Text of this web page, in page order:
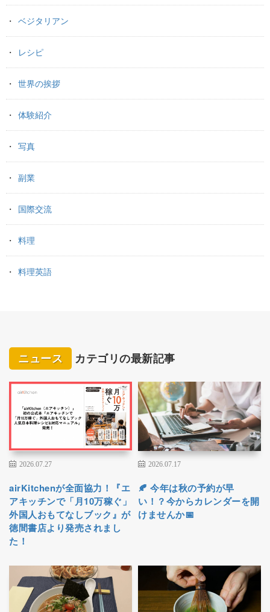
ベジタリアン
レシピ
世界の挨拶
体験紹介
写真
副業
国際交流
料理
料理英語
ニュース カテゴリの最新記事
2026.07.27
airKitchenが全面協力！『エ
アキッチンで「月10万稼ぐ」
外国人おもてなしブック』が
徳間書店より発売されまし
た！
2026.07.17
🍂 今年は秋の予約が早
い！？今からカレンダーを開
けませんか📅